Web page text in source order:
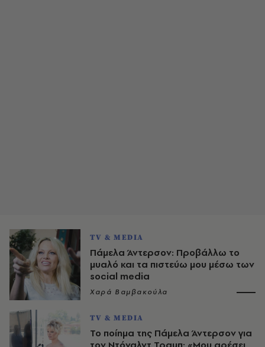
TV & MEDIA
Πάμελα Άντερσον: Προβάλλω το
μυαλό και τα πιστεύω μου μέσω των
social media
Χαρά Βαμβακούλα
TV & MEDIA
Το ποίημα της Πάμελα Άντερσον για